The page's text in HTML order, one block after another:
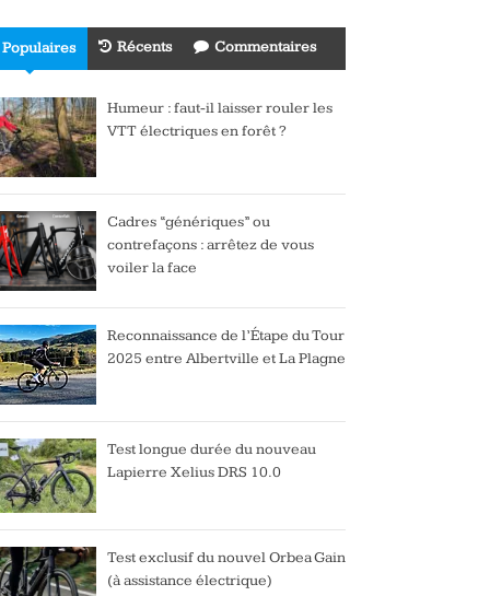
Populaires Récents Commentaires
Humeur : faut-il laisser rouler les
VTT électriques en forêt ?
Cadres “génériques” ou
contrefaçons : arrêtez de vous
voiler la face
Reconnaissance de l’Étape du Tour
2025 entre Albertville et La Plagne
Test longue durée du nouveau
Lapierre Xelius DRS 10.0
Test exclusif du nouvel Orbea Gain
(à assistance électrique)